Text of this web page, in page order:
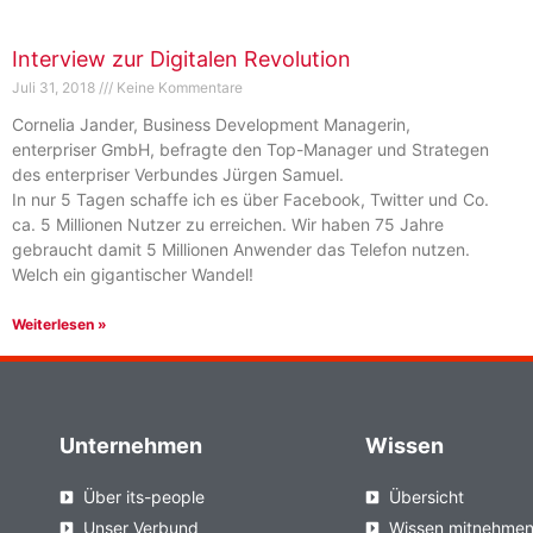
Interview zur Digitalen Revolution
Juli 31, 2018 Keine Kommentare
Cornelia Jander, Business Development Managerin,
enterpriser GmbH, befragte den Top-Manager und Strategen
des enterpriser Verbundes Jürgen Samuel.
In nur 5 Tagen schaffe ich es über Facebook, Twitter und Co.
ca. 5 Millionen Nutzer zu erreichen. Wir haben 75 Jahre
gebraucht damit 5 Millionen Anwender das Telefon nutzen.
Welch ein gigantischer Wandel!
Weiterlesen »
Unternehmen
Über its-people
Unser Verbund
Wissen
Übersicht
Wissen mitnehmen